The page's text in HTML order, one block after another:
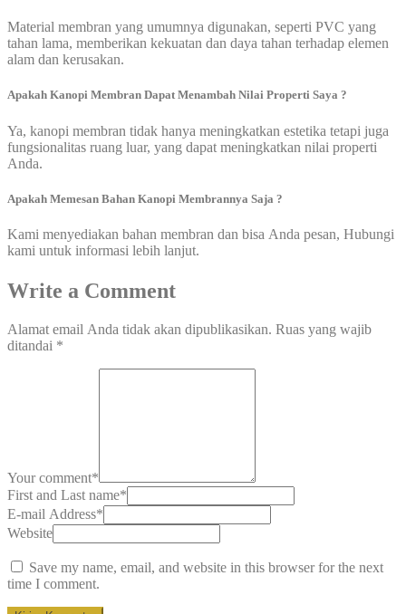
Material membran yang umumnya digunakan, seperti PVC yang
tahan lama, memberikan kekuatan dan daya tahan terhadap elemen
alam dan kerusakan.
Apakah Kanopi Membran Dapat Menambah Nilai Properti Saya ?
Ya, kanopi membran tidak hanya meningkatkan estetika tetapi juga
fungsionalitas ruang luar, yang dapat meningkatkan nilai properti
Anda.
Apakah Memesan Bahan Kanopi Membrannya Saja ?
Kami menyediakan bahan membran dan bisa Anda pesan, Hubungi
kami untuk informasi lebih lanjut.
Write a Comment
Alamat email Anda tidak akan dipublikasikan. Ruas yang wajib
ditandai *
Your comment*
First and Last name*
E-mail Address*
Website
Save my name, email, and website in this browser for the next
time I comment.